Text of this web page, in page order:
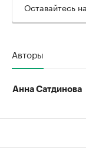
Оставайтесь
Авторы
Анна Сатдинова